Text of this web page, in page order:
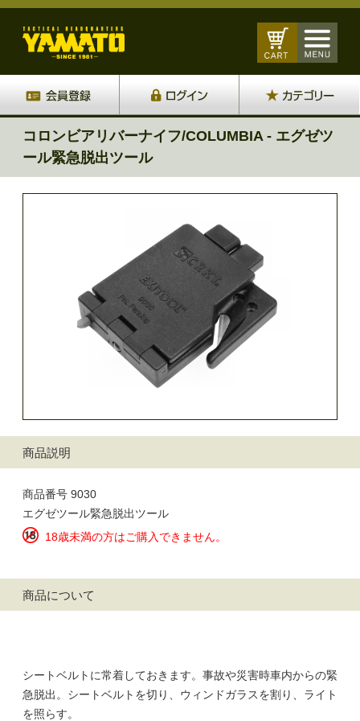
コロンビアリバーナイフ/COLUMBIA - エグゼツ
ール緊急脱出ツール
商品説明
商品番号 9030
エグゼツール緊急脱出ツール
18歳未満の方はご購入できません。
商品について
シートベルトに常着しておきます。事故や災害時車内からの緊
急脱出。シートベルトを切り、ウィンドガラスを割り、ライト
を照らす。